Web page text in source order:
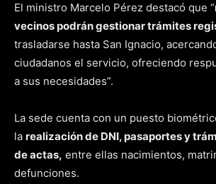
El ministro Marcelo Pérez destacó que “
vecinos podrán gestionar trámites
trasladarse hasta San Ignacio,
ciudadanos el servicio, ofreciendo
a sus necesidades”.
La sede cuenta con un puesto
la realización de DNI, pasaportes y
de actas, entre ellas nacimientos,
defunciones.